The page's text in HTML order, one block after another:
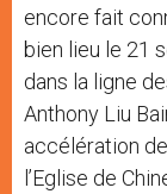
encore fait
bien lieu le 21
dans la ligne
Anthony Liu
accélération
l’Eglise de